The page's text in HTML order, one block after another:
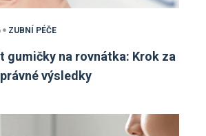
ZUBNÍ PÉČE
gumičky na rovnátka: Krok za
výsledky